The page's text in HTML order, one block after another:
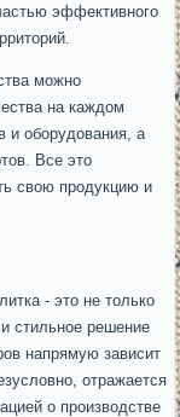
эффективного
можно
на каждом
и оборудования, а
Все это
свою продукцию и
- это не только
стильное решение
напрямую зависит
отражается
о производстве